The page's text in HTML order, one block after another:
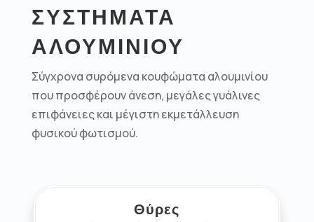
ΣΥΣΤΗΜΑΤΑ
ΑΛΟΥΜΙΝΙΟΥ
Σύγχρονα συρόμενα κουφώματα αλουμινίου
που προσφέρουν άνεση, μεγάλες γυάλινες
επιφάνειες και μέγιστη εκμετάλλευση
φυσικού φωτισμού.
Θύρες